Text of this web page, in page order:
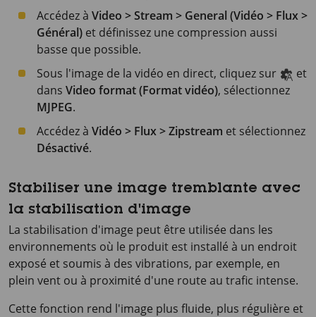
Accédez à Video > Stream > General (Vidéo > Flux >
Général) et définissez une compression aussi
basse que possible.
Sous l'image de la vidéo en direct, cliquez sur
et
dans Video format (Format vidéo), sélectionnez
MJPEG.
Accédez à Vidéo > Flux > Zipstream et sélectionnez
Désactivé.
Stabiliser une image tremblante avec
la stabilisation d'image
La stabilisation d'image peut être utilisée dans les
environnements où le produit est installé à un endroit
exposé et soumis à des vibrations, par exemple, en
plein vent ou à proximité d'une route au trafic intense.
Cette fonction rend l'image plus fluide, plus régulière et